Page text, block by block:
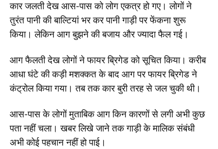
कार जलती देख आस-पास को लोग एकत्र हो गए। लोगों ने
तुरंत पानी की बाल्टियां भर कर पानी गाड़ी पर फेंकना शुरू
किया। लेकिन आग बुझने की बजाय और ज्यादा फैल गई।
आग फैलती देख लोगों ने फायर ब्रिगेड को सूचित किया। करीब
आधा घंटे की कड़ी मशक्कत के बाद आग पर फायर ब्रिगेड ने
कंट्रोल किया गया। तब तक कार बुरी तरह से जल चुकी थी।
आस-पास के लोगों मुताबिक आग किन कारणों से लगी अभी कुछ
पता नहीं चला। खबर लिखे जाने तक गाड़ी के मालिक संबंधी
अभी कोई पहचान नहीं हो पाई।